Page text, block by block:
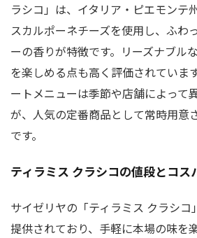
ラシコ」は、イタリア・ピエモンテ
スカルポーネチーズを使用し、ふわ
ーの香りが特徴です。リーズナブル
を楽しめる点も高く評価されていま
ートメニューは季節や店舗によって
が、人気の定番商品として常時用意
です。
ティラミス クラシコの値段とコス
サイゼリヤの「ティラミス クラシ
提供されており、手軽に本場の味を